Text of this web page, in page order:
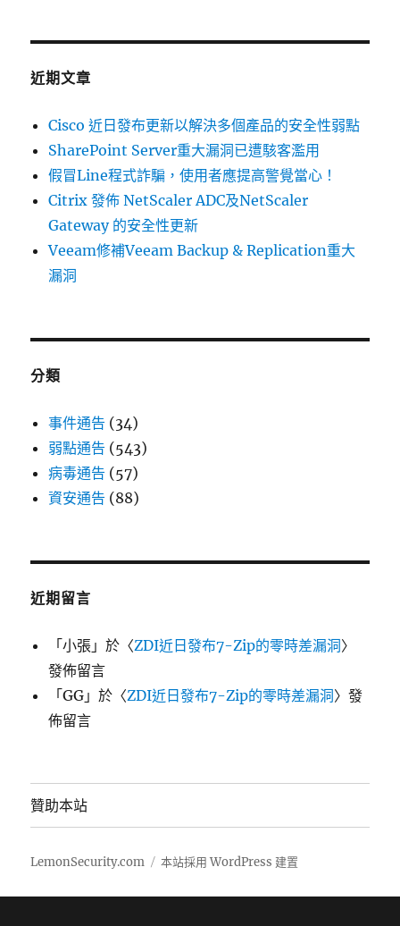
鍵
近期文章
Cisco 近日發布更新以解決多個產品的安全性弱點
SharePoint Server重大漏洞已遭駭客濫用
假冒Line程式詐騙，使用者應提高警覺當心！
Citrix 發佈 NetScaler ADC及NetScaler
Gateway 的安全性更新
Veeam修補Veeam Backup & Replication重大
漏洞
分類
事件通告 (34)
弱點通告 (543)
病毒通告 (57)
資安通告 (88)
近期留言
「小張 」於〈ZDI近日發布7-Zip的零時差漏洞〉
發佈留言
「GG 」於〈ZDI近日發布7-Zip的零時差漏洞〉發
佈留言
贊助本站
LemonSecurity.com 本站採用 WordPress 建置